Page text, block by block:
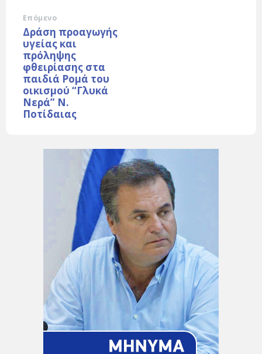
Επόμενο
Δράση προαγωγής
υγείας και
πρόληψης
φθειρίασης στα
παιδιά Ρομά του
οικισμού “Γλυκά
Νερά” Ν.
Ποτίδαιας